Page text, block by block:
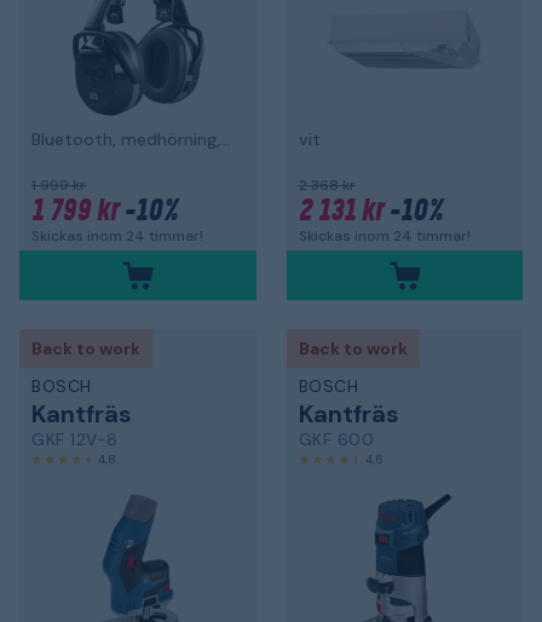
Bluetooth, medhörning, hjälmfäste
1 999 kr
1 799 kr-10%
Skickas inom 24 timmar!
vit
2 368 kr
2 131 kr-10%
Skickas inom 24 timmar!
Back to work
BOSCH
Kantfräs
GKF 12V-8
4,8
Back to work
BOSCH
Kantfräs
GKF 600
4,6